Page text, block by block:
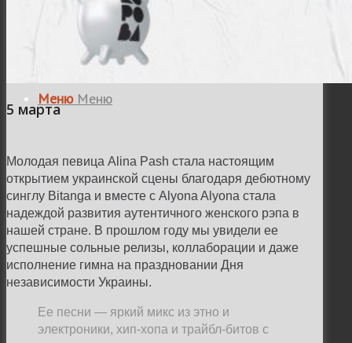
Поиск
Меню Меню
5 марта
Молодая певица Alina Pash стала настоящим
открытием украинской сцены благодаря дебютному
синглу Bitanga и вместе с Alyona Alyona стала
надеждой развития аутентичного женского рэпа в
нашей стране. В прошлом году мы увидели ее
успешные сольные релизы, коллаборации и даже
исполнение гимна на праздновании Дня
независимости Украины.
Ее песни — яркий микс из этно и
электроники, хип-хопа и трайбл-битов с